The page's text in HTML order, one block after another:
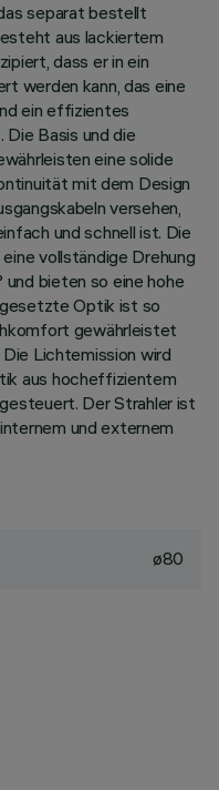
separat bestellt
aus lackiertem
dass er in ein
werden kann, das eine
ein effizientes
Basis und die
eine solide
mit dem Design
versehen,
und schnell ist. Die
vollständige Drehung
bieten so eine hohe
Optik ist so
gewährleistet
Lichtemission wird
aus hocheffizientem
Der Strahler ist
und externem
ø80